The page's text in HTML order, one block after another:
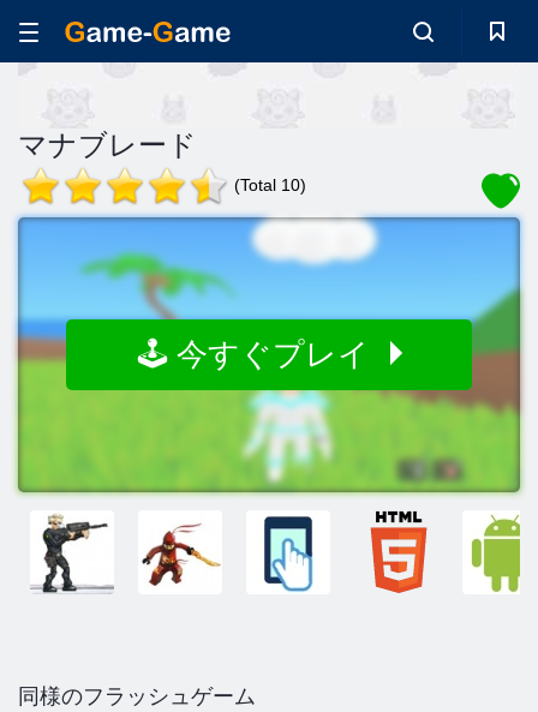
マナブレード
(Total 10)
🕹️ 今すぐプレイ
同様のフラッシュゲーム